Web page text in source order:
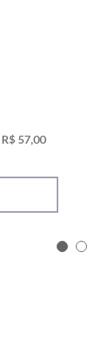
R$ 57,00